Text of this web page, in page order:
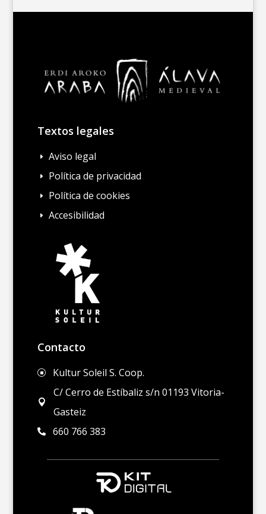
Textos legales
E Aviso legal
E Política de privacidad
E Política de cookies
E Accesibilidad
Contacto
] Kultur Soleil S. Coop.

C/ Cerro de Estíbaliz s/n 01193 Vitoria-
Gasteiz
 660 766 383